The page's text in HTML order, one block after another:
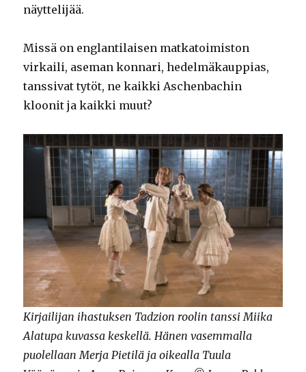
näyttelijää.
Missä on englantilaisen matkatoimiston
virkaili, aseman konnari, hedelmäkauppias,
tanssivat tytöt, ne kaikki Aschenbachin
kloonit ja kaikki muut?
Kirjailijan ihastuksen Tadzion roolin tanssi Miika
Alatupa kuvassa keskellä. Hänen vasemmalla
puolellaan Merja Pietilä ja oikealla Tuula